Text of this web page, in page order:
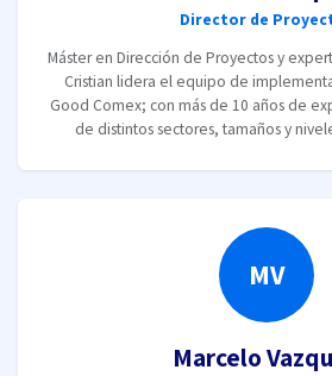
Director de
Máster en Dirección de Proyectos y
Cristian lidera el equipo de
Good Comex; con más de 10 años de
de distintos sectores, tamaños y
MV
Marcelo